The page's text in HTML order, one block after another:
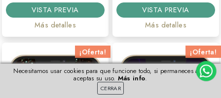
VISTA PREVIA
Más detalles
VISTA PREVIA
Más detalles
¡Oferta! ¡Oferta!
Necesitamos usar cookies para que funcione todo, si permaneces aquí
aceptas su uso. Más info.
CERRAR